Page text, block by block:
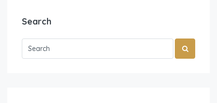
Search